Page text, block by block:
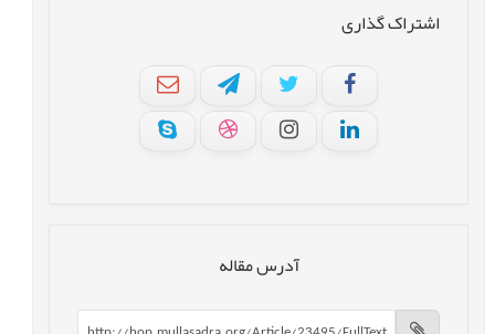
اشتراک گذاری
آدرس مقاله